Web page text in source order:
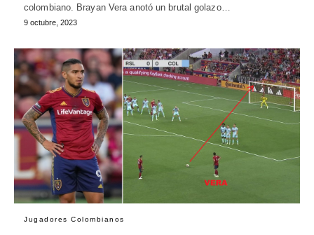
colombiano. Brayan Vera anotó un brutal golazo…
9 octubre, 2023
Jugadores Colombianos